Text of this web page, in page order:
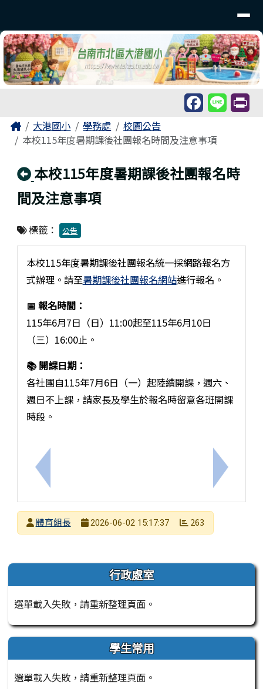
主內容區域
Home大港國小 學務處
校園公告
本校115年度暑期課後社團報名時間及注意事項
回上頁
本校115年度暑期課後社團報名時
間及注意事項
標籤： 公告
上一筆：國內已出現登革熱本土病例，請各校協助宣
本校115年度暑期課後社團報名統一採網路報名方
式辦理。請至暑期課後社團報名網站進行報名。
📅 報名時間：
115年6月7日（日）11:00起至115年6月10日
（三）16:00止。
📚 開課日期：
各社團自115年7月6日（一）起陸續開課，週六、
週日不上課，請家長及學生於報名時留意各班開課
時段。
下一筆：
發布者
體育組長
2026-06-02 15:17:37 263
左邊區域內容 行政處室
選單載入失敗，請重新整理頁面。
學生常用
選單載入失敗，請重新整理頁面。
頁尾區域